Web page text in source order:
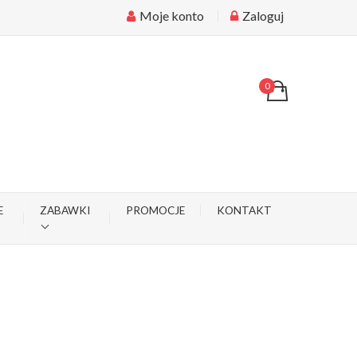
Moje konto Zaloguj
0
ZABAWKI PROMOCJE KONTAKT